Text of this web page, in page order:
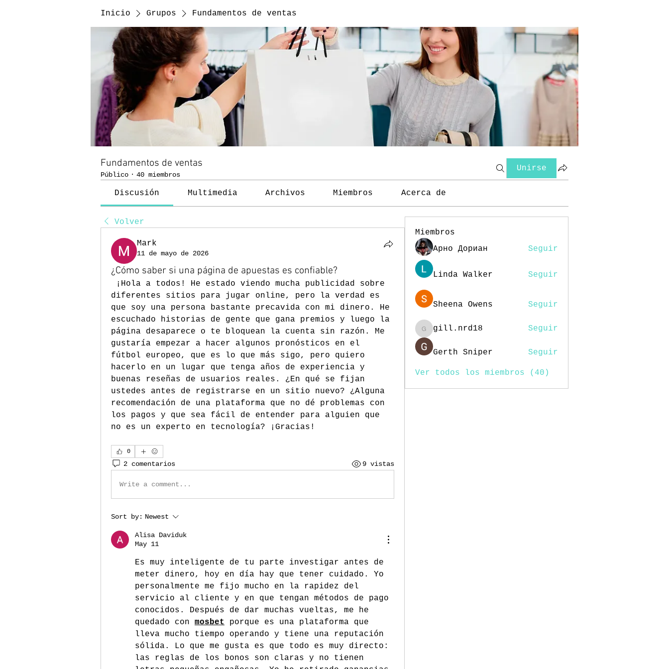
Inicio Grupos Fundamentos de ventas
Fundamentos de ventas
Público · 40 miembros
Unirse
Discusión Multimedia Archivos Miembros Acerca de
Volver
Mark
11 de mayo de 2026
¿Cómo saber si una página de apuestas es confiable?
¡Hola a todos! He estado viendo mucha publicidad sobre
diferentes sitios para jugar online, pero la verdad es
que soy una persona bastante precavida con mi dinero. He
escuchado historias de gente que gana premios y luego la
página desaparece o te bloquean la cuenta sin razón. Me
gustaría empezar a hacer algunos pronósticos en el
fútbol europeo, que es lo que más sigo, pero quiero
hacerlo en un lugar que tenga años de experiencia y
buenas reseñas de usuarios reales. ¿En qué se fijan
ustedes antes de registrarse en un sitio nuevo? ¿Alguna
recomendación de una plataforma que no dé problemas con
los pagos y que sea fácil de entender para alguien que
no es un experto en tecnología? ¡Gracias!
0
2 comentarios 9 vistas
Write a comment...
Sort by: Newest
Alisa Daviduk
May 11
Es muy inteligente de tu parte investigar antes de
meter dinero, hoy en día hay que tener cuidado. Yo
personalmente me fijo mucho en la rapidez del
servicio al cliente y en que tengan métodos de pago
conocidos. Después de dar muchas vueltas, me he
quedado con mosbet
porque es una plataforma que
lleva mucho tiempo operando y tiene una reputación
sólida. Lo que me gusta es que todo es muy directo:
las reglas de los bonos son claras y no tienen
Miembros
Арно Дориан
Seguir
Linda Walker Seguir
Sheena Owens Seguir
gill.nrd18
gill.nrd18 Seguir
Gerth Sniper Seguir
Ver todos los miembros (40)